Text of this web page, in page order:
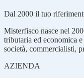
Dal 2000 il tuo
Misterfisco nasce nel
tributaria ed economica
società, commercialisti,
AZIENDA